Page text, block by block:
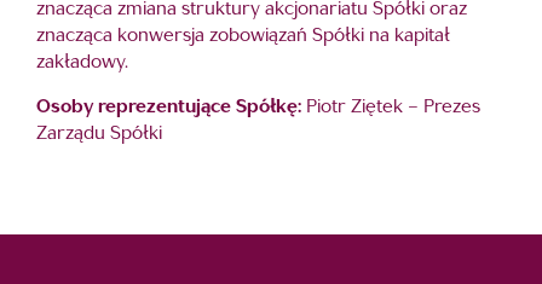
znacząca zmiana struktury akcjonariatu Spółki oraz
znacząca konwersja zobowiązań Spółki na kapitał
zakładowy.
Osoby reprezentujące Spółkę: Piotr Ziętek – Prezes
Zarządu Spółki